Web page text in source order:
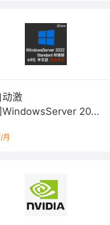
要其他配置、调试修
根据实际情况下单付
动激
2022
)中文64位 内部版本
/月